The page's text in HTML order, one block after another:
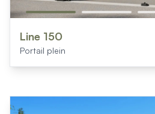
Line 150
Portail plein